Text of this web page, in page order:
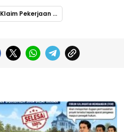
Klaim Pekerjaan 100 Persen Rampung Namun Pertanyaan Material Galian C Masih Menggantung